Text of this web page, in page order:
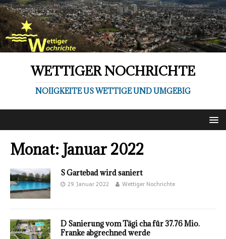
WETTIGER NOCHRICHTE
NOIIGKEITE US WETTIGE UND UMGEBIG
Monat: Januar 2022
S Gartebad wird saniert
29. Januar 2022 Wettiger Nochrichte
D Sanierung vom Tägi cha für 37.76 Mio.
Franke abgrechned werde